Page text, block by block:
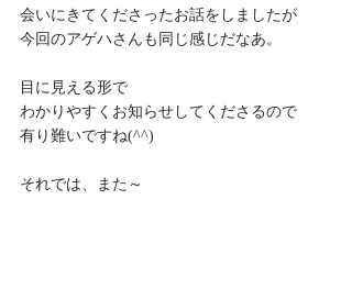
会いにきてくださったお話をしましたが
今回のアゲハさんも同じ感じだなあ。
目に見える形で
わかりやすくお知らせしてくださるので
有り難いですね(^^)
それでは、また～